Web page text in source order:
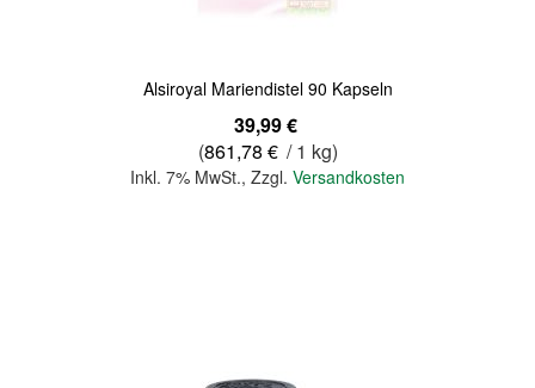
Alsiroyal Mariendistel 90 Kapseln
39,99 €
(861,78 € / 1 kg)
Inkl. 7% MwSt., Zzgl. Versandkosten